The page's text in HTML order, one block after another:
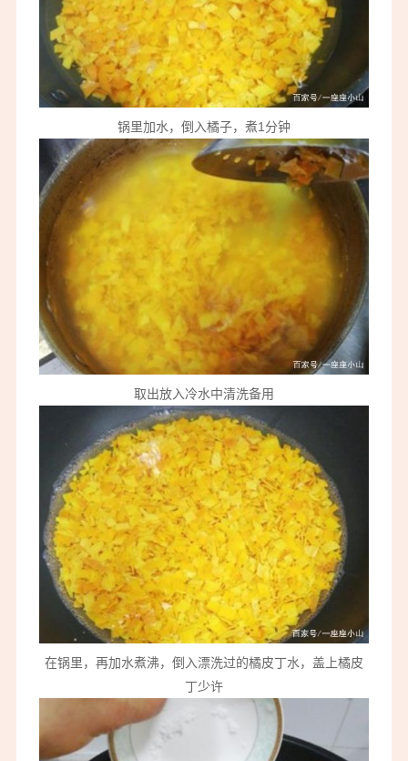
锅里加水，倒入橘子，煮1分钟
取出放入冷水中清洗备用
在锅里，再加水煮沸，倒入漂洗过的橘皮丁水，盖上橘皮
丁少许